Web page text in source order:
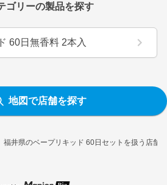
福井県のベープリキッド 60日セットを扱う店舗
ゴリーの製品を探す
60日無香料 2本入
地図で店舗を探す